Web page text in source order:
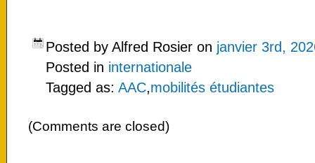
Posted by Alfred Rosier on janvier 3rd,
Posted in internationale
Tagged as: AAC,mobilités étudiantes
(Comments are closed)